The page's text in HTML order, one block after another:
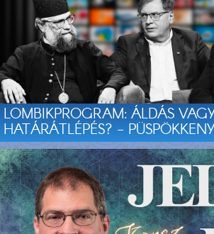
LOMBIKPROGRAM: ÁLDÁS
HATÁRÁTLÉPÉS? -